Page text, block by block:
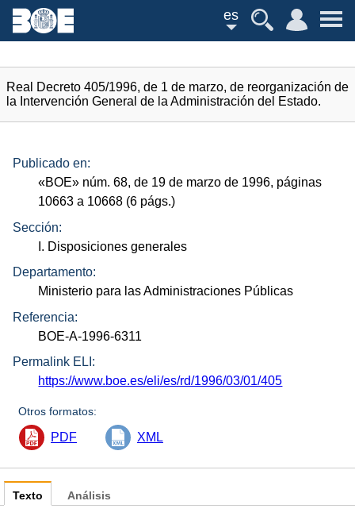
es
Real Decreto 405/1996, de 1 de marzo, de reorganización de
la Intervención General de la Administración del Estado.
Publicado en:
«BOE» núm. 68, de 19 de marzo de 1996, páginas
10663 a 10668 (6 págs.)
Sección:
I. Disposiciones generales
Departamento:
Ministerio para las Administraciones Públicas
Referencia:
BOE-A-1996-6311
Permalink ELI:
https://www.boe.es/eli/es/rd/1996/03/01/405
Otros formatos:
PDF XML
Texto Análisis